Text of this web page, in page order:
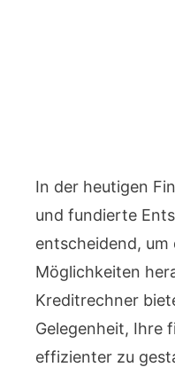
In der heutigen
und fundierte
entscheidend, um
Möglichkeiten
Kreditrechner
Gelegenheit, Ihre
effizienter zu